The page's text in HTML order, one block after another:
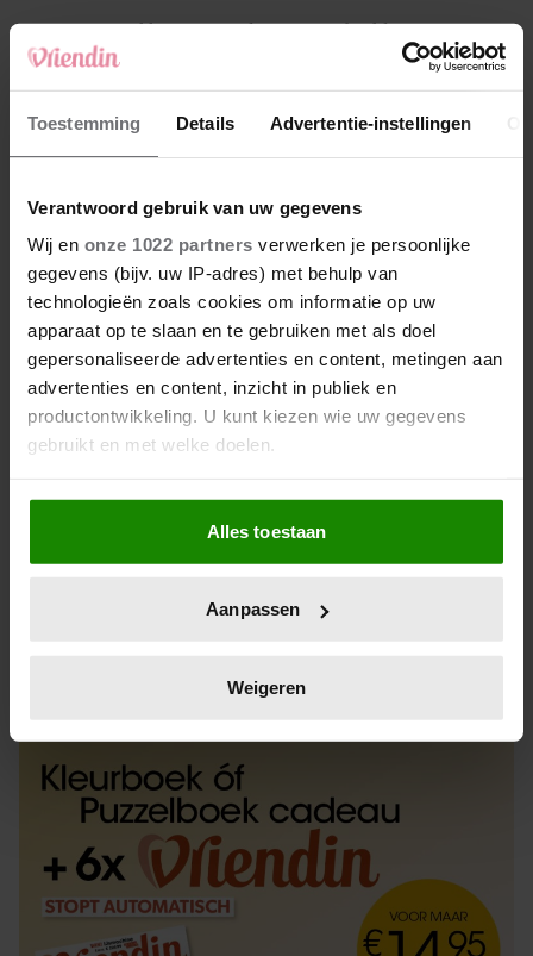
Toestemming Details Advertentie-instellingen
Verantwoord gebruik van uw gegevens
Wij en onze 1022 partners verwerken je persoonlijke
gegevens (bijv. uw IP-adres) met behulp van
technologieën zoals cookies om informatie op uw
apparaat op te slaan en te gebruiken met als doel
gepersonaliseerde advertenties en content, metingen aan
advertenties en content, inzicht in publiek en
productontwikkeling. U kunt kiezen wie uw gegevens
gebruikt en met welke doelen.
Als u het toestaat, willen we ook graag:
Informatie verzamelen over uw geografische
locatie, die tot een paar meter nauwkeurig kan zijn
scannen op specifieke eigenschappen (fingerprinting)
verwerkt en stel uw voorkeuren in het
intrekken in de Cookieverklaring.
We gebruiken cookies om content en advertenties te
personaliseren, om functies voor social media te bieden
en om ons websiteverkeer te analyseren. Ook delen we
informatie over uw gebruik van onze site met onze
partners voor social media, adverteren en analyse. Deze
partners kunnen deze gegevens combineren met andere
Alles toestaan
Aanpassen
Weigeren
4 Weekhoroscoop: deze sterrenbeelden
kunnen zich op iets leuks verheugen
5 Makelaar Mandy: ‘Een bericht van de BN’er.
Een foto. Mijn lijf reageert’
Nieuw